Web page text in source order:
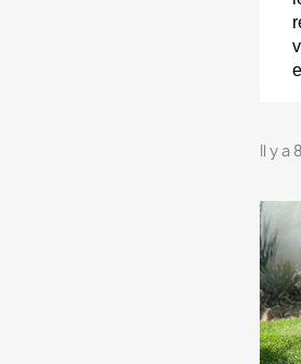
Il y a